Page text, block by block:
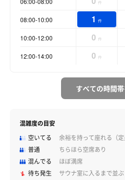
件
08:00-10:00 1 件
10:00-12:00 0 件
12:00-14:00 0 件
すべての時間
混雑度の目安
空いてる
余裕を持って座れる（定
普通
ちらほら空席あり
混んでる
ほぼ満席
待ち発生
サウナ室に入るまで並ぶ